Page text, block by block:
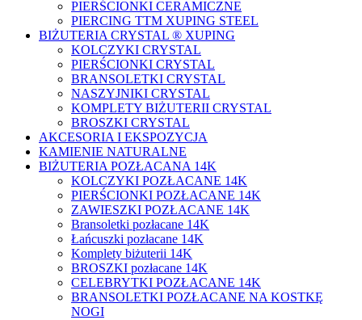
PIERŚCIONKI CERAMICZNE
PIERCING TTM XUPING STEEL
BIŻUTERIA CRYSTAL ® XUPING
KOLCZYKI CRYSTAL
PIERŚCIONKI CRYSTAL
BRANSOLETKI CRYSTAL
NASZYJNIKI CRYSTAL
KOMPLETY BIŻUTERII CRYSTAL
BROSZKI CRYSTAL
AKCESORIA I EKSPOZYCJA
KAMIENIE NATURALNE
BIŻUTERIA POZŁACANA 14K
KOLCZYKI POZŁACANE 14K
PIERŚCIONKI POZŁACANE 14K
ZAWIESZKI POZŁACANE 14K
Bransoletki pozłacane 14K
Łańcuszki pozłacane 14K
Komplety biżuterii 14K
BROSZKI pozłacane 14K
CELEBRYTKI POZŁACANE 14K
BRANSOLETKI POZŁACANE NA KOSTKĘ
NOGI